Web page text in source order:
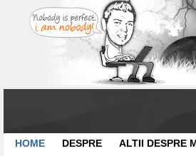
HOME DESPRE ALTII DESPRE